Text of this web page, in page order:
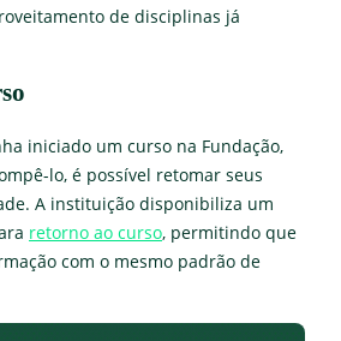
de disciplinas já
iniciado um curso na Fundação,
lo, é possível retomar seus
A instituição disponibiliza um
retorno ao curso, permitindo que
com o mesmo padrão de